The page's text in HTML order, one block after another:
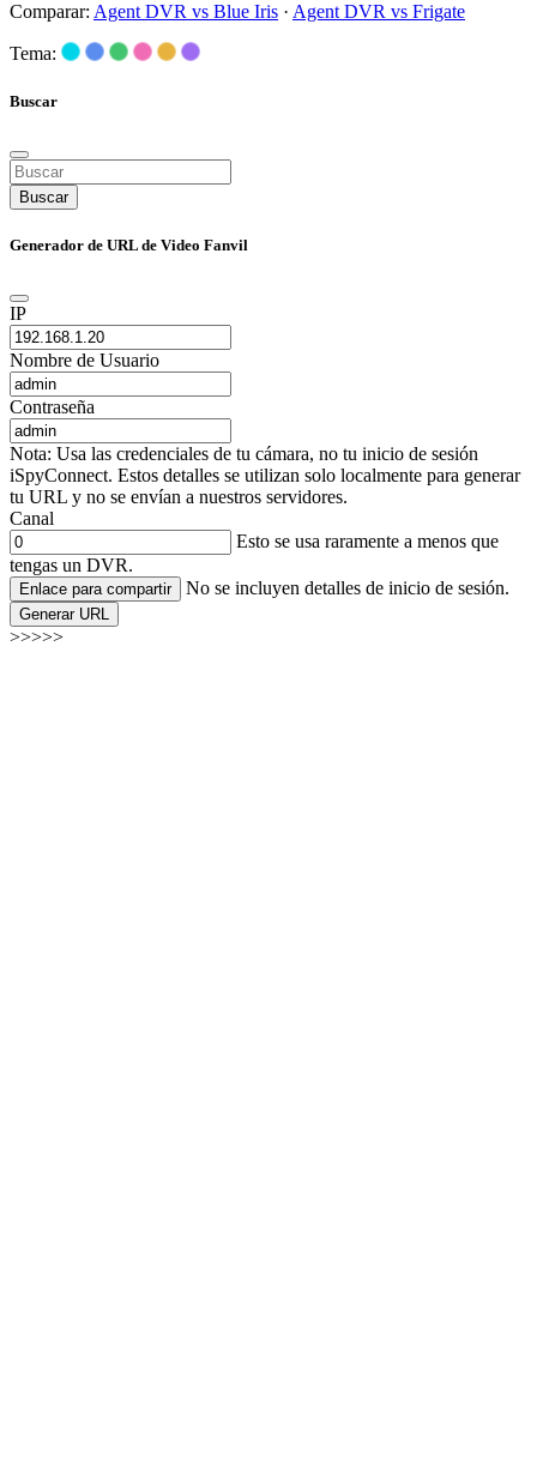
Comparar: Agent DVR vs Blue Iris · Agent DVR vs Frigate
Tema:
Buscar
Buscar
Generador de URL de Video Fanvil
IP
Nombre de Usuario
Contraseña
Nota: Usa las credenciales de tu cámara, no tu inicio de sesión
iSpyConnect. Estos detalles se utilizan solo localmente para generar
tu URL y no se envían a nuestros servidores.
Canal
Esto se usa raramente a menos que
tengas un DVR.
Enlace para compartir No se incluyen detalles de inicio de sesión.
Generar URL
>>>>>